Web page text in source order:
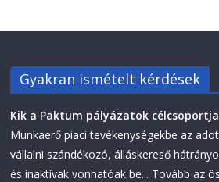
Gyakran ismételt kérdések
Kik a Paktum pályázatok
Munkaerő piaci tevékenységekbe az
vállalni szándékozó, álláskereső
és inaktívak vonhatóak be... Tovább az